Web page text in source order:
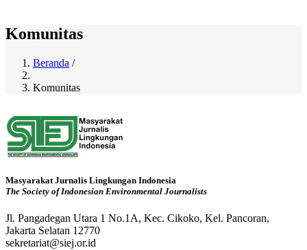
Komunitas
Breadcrumb
Beranda /
Komunitas
Masyarakat Jurnalis Lingkungan Indonesia
The Society of Indonesian Environmental Journalists
Jl. Pangadegan Utara 1 No.1A, Kec. Cikoko, Kel. Pancoran,
Jakarta Selatan 12770
sekretariat@siej.or.id